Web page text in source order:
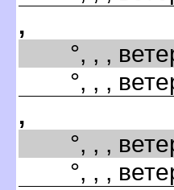
,
°, , ,
°, , ,
,
°, , ,
°, , ,